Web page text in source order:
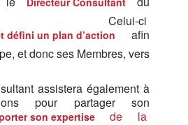
Celui-ci
défini un plan d’action
afin
et donc ses Membres, vers
assistera également à
pour partager son
son expertisede la